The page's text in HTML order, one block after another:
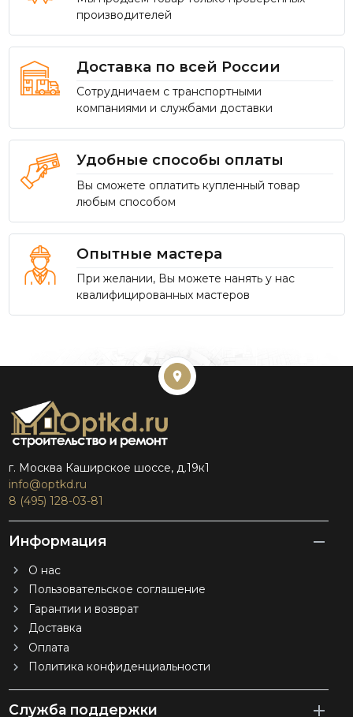
производителей
Доставка по всей России
Сотрудничаем с транспортными
компаниями и службами доставки
Удобные способы оплаты
Вы сможете оплатить купленный товар
любым способом
Опытные мастера
При желании, Вы можете нанять у нас
квалифицированных мастеров
г. Москва Каширское шоссе, д.19к1
info@optkd.ru
8 (495) 128-03-81
Информация
О нас
Пользовательское соглашение
Гарантии и возврат
Доставка
Оплата
Политика конфиденциальности
Служба поддержки